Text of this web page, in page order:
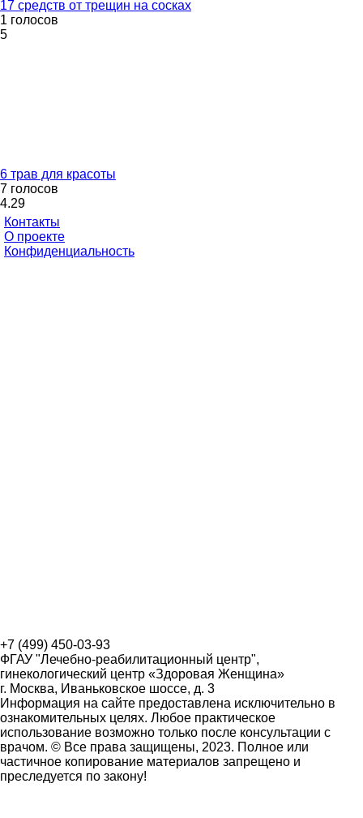
17 средств от трещин на сосках
1 голосов
5
6 трав для красоты
7 голосов
4.29
Контакты
О проекте
Конфиденциальность
+7 (499) 450-03-93
ФГАУ "Лечебно-реабилитационный центр",
гинекологический центр «Здоровая Женщина»
г. Москва, Иваньковское шоссе, д. 3
Информация на сайте предоставлена исключительно в
ознакомительных целях. Любое практическое
использование возможно только после консультации с
врачом. © Все права защищены, 2023. Полное или
частичное копирование материалов запрещено и
преследуется по закону!